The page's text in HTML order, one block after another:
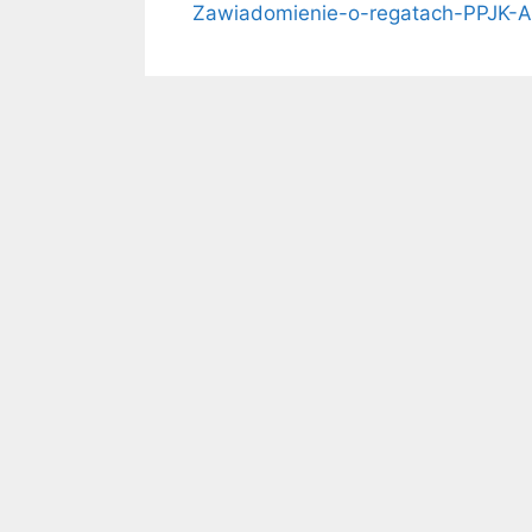
Zawiadomienie-o-regatach-PPJK-